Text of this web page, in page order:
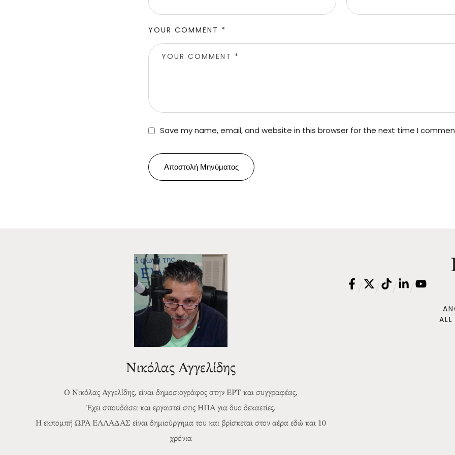
YOUR COMMENT *
Save my name, email, and website in this browser for the next time I
Αποστολή Μηνύματος
Νικόλας Αγγελίδης
Ο Νικόλας Αγγελίδης, είναι δημοσιογράφος στην ΕΡΤ και συγγραφέας,
Έχει σπουδάσει και εργαστεί στις ΗΠΑ για δυο δεκαετίες.
Η εκπομπή ΩΡΑ ΕΛΛΑΔΑΣ είναι δημιούργημα του και βρίσκεται στον αέρα εδώ και 10
χρόνια